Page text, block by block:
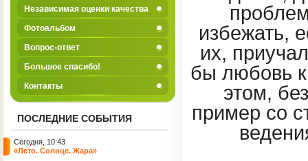
Независимая оценки качества
Фотоальбом
Вопрос-ответ
Большое спасибо!
Контакты
ПОСЛЕДНИЕ СОБЫТИЯ
Сегодня, 10:43
«Лето. Солнце. Жара»
избежать,
их,
бы любовь к
этом,
пример со